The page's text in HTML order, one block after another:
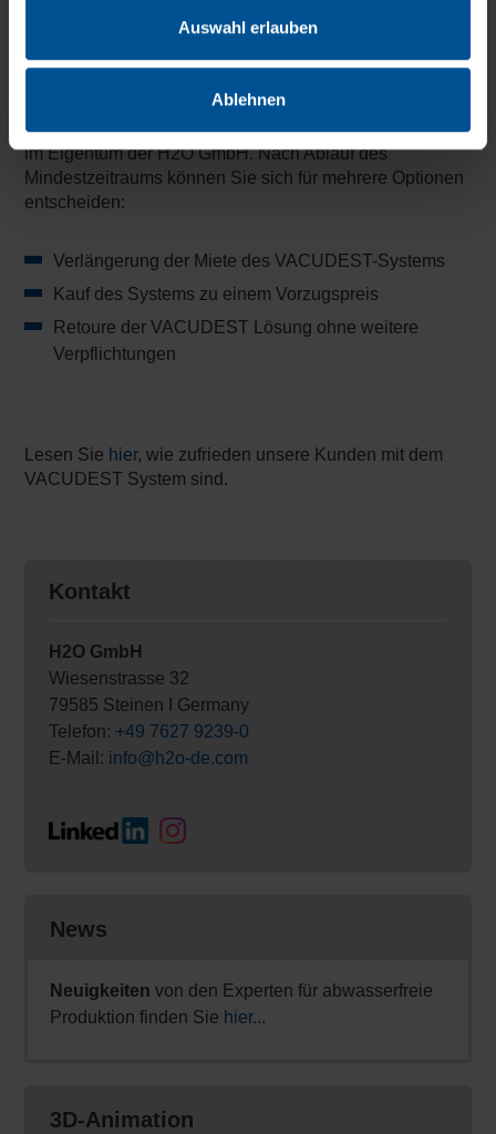
Auswahl erlauben
Ablehnen
und/oder einer wenig planbaren Auslastung, daher wird
dieses Miet-Modell nicht für alle Anlagentypen
Das Mietobjekt bleibt über die gesamte Vermietungszeit
im Eigentum der H2O GmbH. Nach Ablauf des
Mindestzeitraums können Sie sich für mehrere Optionen
entscheiden:
Verlängerung der Miete des VACUDEST-Systems
Kauf des Systems zu einem Vorzugspreis
Retoure der VACUDEST Lösung ohne weitere
Verpflichtungen
Lesen Sie hier, wie zufrieden unsere Kunden mit dem
VACUDEST System sind.
Kontakt
H2O GmbH
Wiesenstrasse 32
79585 Steinen I Germany
Telefon: +49 7627 9239-0
E-Mail: info@h2o-de.com
News
Neuigkeiten von den Experten für abwasserfreie
Produktion finden Sie hier...
3D-Animation